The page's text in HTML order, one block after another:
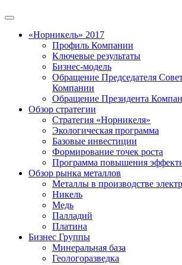
«Норникель» 2017
Профиль Компании
Ключевые результаты
Бизнес-модель
Обращение Председателя
Компании
Обращение Президента
Обзор стратегии
Стратегия «Норникеля»
Экологическая программа
Базовые инвестиции
Формирование точек роста
Программа повышения
Обзор рынка металлов
Металлы в производстве
Никель
Медь
Палладий
Платина
Бизнес Группы
Минеральная база
Геологоразведка